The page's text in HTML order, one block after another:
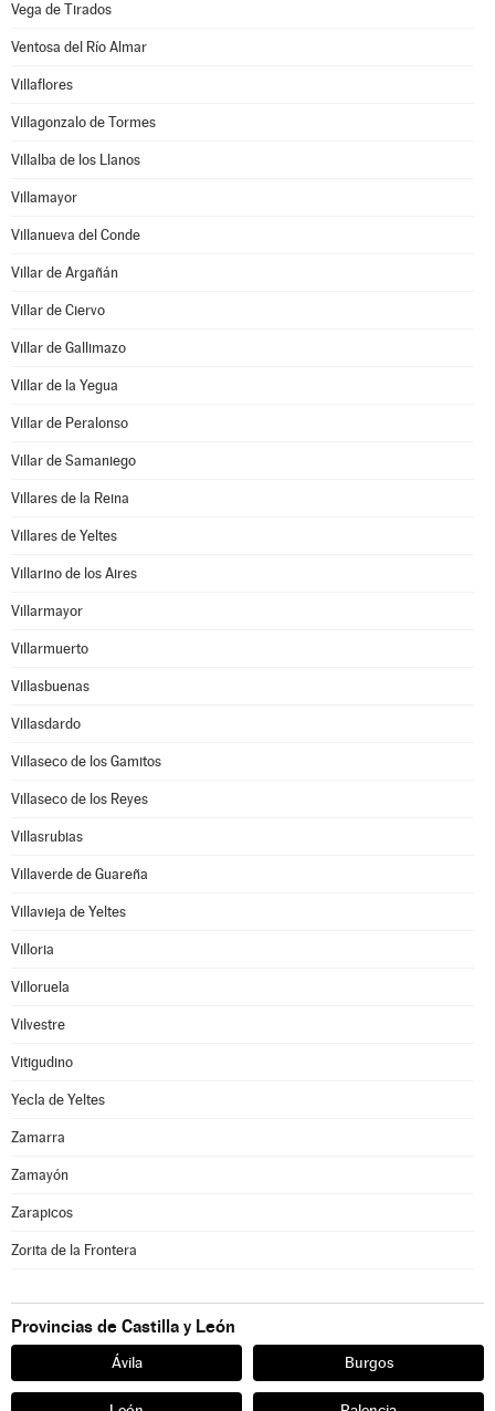
Vega de Tirados
Ventosa del Río Almar
Villaflores
Villagonzalo de Tormes
Villalba de los Llanos
Villamayor
Villanueva del Conde
Villar de Argañán
Villar de Ciervo
Villar de Gallimazo
Villar de la Yegua
Villar de Peralonso
Villar de Samaniego
Villares de la Reina
Villares de Yeltes
Villarino de los Aires
Villarmayor
Villarmuerto
Villasbuenas
Villasdardo
Villaseco de los Gamitos
Villaseco de los Reyes
Villasrubias
Villaverde de Guareña
Villavieja de Yeltes
Villoria
Villoruela
Vilvestre
Vitigudino
Yecla de Yeltes
Zamarra
Zamayón
Zarapicos
Zorita de la Frontera
Provincias de Castilla y León
Ávila Burgos